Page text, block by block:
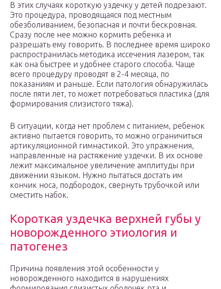
В этих случаях короткую уздечку у детей подрезают.
Это процедура, проводящаяся под местным
обезболиванием, безопасная и почти бескровная.
Сразу после нее можно кормить ребенка и
разрешать ему говорить. В последнее время широко
распространилась методика иссечения лазером, так
как она быстрее и удобнее старого способа. Чаще
всего процедуру проводят в 2-4 месяца, по
показаниям и раньше. Если патология обнаружилась
после пяти лет, то может потребоваться пластика (для
формирования слизистого тяжа).
В ситуации, когда нет проблем с питанием, ребенок
активно пытается говорить, то можно ограничиться
артикуляционной гимнастикой. Это упражнения,
направленные на растяжение уздечки. В их основе
лежит максимальное увеличение амплитуды при
движении языком. Нужно пытаться достать им
кончик носа, подбородок, свернуть трубочкой или
сместить набок.
Короткая уздечка верхней губы у
новорожденного этиология и
патогенез
Причина появления этой особенности у
новорожденного находится в нарушениях